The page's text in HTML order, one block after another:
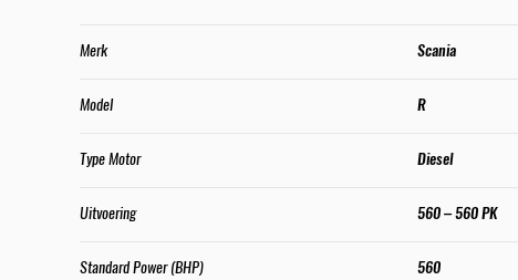
Merk Scania
Model R
Type Motor Diesel
Uitvoering 560 – 560 PK
Standard Power (BHP) 560